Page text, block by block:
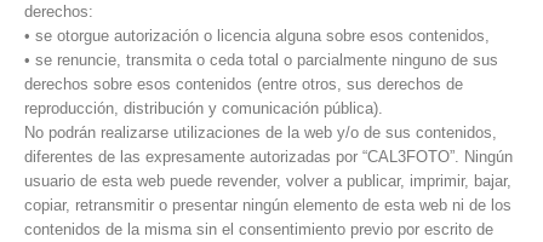
derechos:
• se otorgue autorización o licencia alguna sobre esos contenidos,
• se renuncie, transmita o ceda total o parcialmente ninguno de sus
derechos sobre esos contenidos (entre otros, sus derechos de
reproducción, distribución y comunicación pública).
No podrán realizarse utilizaciones de la web y/o de sus contenidos,
diferentes de las expresamente autorizadas por “CAL3FOTO”. Ningún
usuario de esta web puede revender, volver a publicar, imprimir, bajar,
copiar, retransmitir o presentar ningún elemento de esta web ni de los
contenidos de la misma sin el consentimiento previo por escrito de